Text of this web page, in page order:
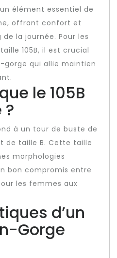
élément essentiel de
offrant confort et
la journée. Pour les
105B, il est crucial
qui allie maintien
le 105B
?
à un tour de buste de
de taille B. Cette taille
morphologies
bon compromis entre
les femmes aux
d’un
Gorge